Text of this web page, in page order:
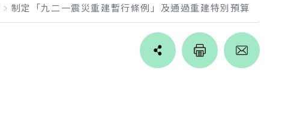
制定「九二一震災重建暫行條例」及通過重建特別預算
Line